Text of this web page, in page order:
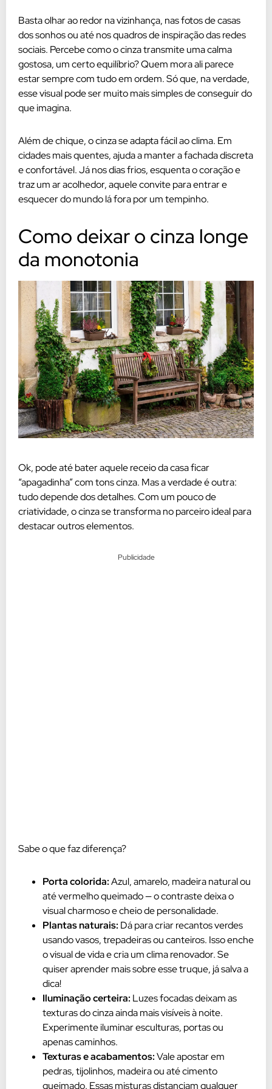
Basta olhar ao redor na vizinhança, nas fotos de casas
dos sonhos ou até nos quadros de inspiração das redes
sociais. Percebe como o cinza transmite uma calma
gostosa, um certo equilíbrio? Quem mora ali parece
estar sempre com tudo em ordem. Só que, na verdade,
esse visual pode ser muito mais simples de conseguir do
que imagina.
Além de chique, o cinza se adapta fácil ao clima. Em
cidades mais quentes, ajuda a manter a fachada discreta
e confortável. Já nos dias frios, esquenta o coração e
traz um ar acolhedor, aquele convite para entrar e
esquecer do mundo lá fora por um tempinho.
Como deixar o cinza longe
da monotonia
Ok, pode até bater aquele receio da casa ficar
“apagadinha” com tons cinza. Mas a verdade é outra:
tudo depende dos detalhes. Com um pouco de
criatividade, o cinza se transforma no parceiro ideal para
destacar outros elementos.
Publicidade
Sabe o que faz diferença?
Porta colorida:Azul, amarelo, madeira natural ou
até vermelho queimado — o contraste deixa o
visual charmoso e cheio de personalidade.
Plantas naturais: Dá para criar recantos verdes
usando vasos, trepadeiras ou canteiros. Isso enche
o visual de vida e cria um clima renovador. Se
quiser aprender mais sobre esse truque, já salva a
dica!
Iluminação certeira: Luzes focadas deixam as
texturas do cinza ainda mais visíveis à noite.
Experimente iluminar esculturas, portas ou
apenas caminhos.
Texturas e acabamentos:Vale apostar em
pedras, tijolinhos, madeira ou até cimento
queimado. Essas misturas distanciam qualquer